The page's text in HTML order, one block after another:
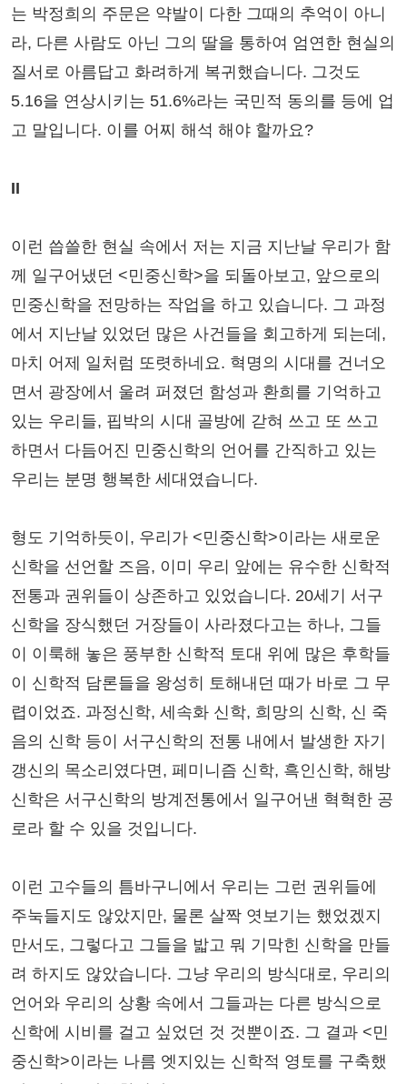
는 박정희의 주문은 약발이 다한 그때의 추억이 아니
라, 다른 사람도 아닌 그의 딸을 통하여 엄연한 현실의
질서로 아름답고 화려하게 복귀했습니다. 그것도
5.16을 연상시키는 51.6%라는 국민적 동의를 등에 업
고 말입니다. 이를 어찌 해석 해야 할까요?
II
이런 씁쓸한 현실 속에서 저는 지금 지난날 우리가 함
께 일구어냈던 <민중신학>을 되돌아보고, 앞으로의
민중신학을 전망하는 작업을 하고 있습니다. 그 과정
에서 지난날 있었던 많은 사건들을 회고하게 되는데,
마치 어제 일처럼 또렷하네요. 혁명의 시대를 건너오
면서 광장에서 울려 퍼졌던 함성과 환희를 기억하고
있는 우리들, 핍박의 시대 골방에 갇혀 쓰고 또 쓰고
하면서 다듬어진 민중신학의 언어를 간직하고 있는
우리는 분명 행복한 세대였습니다.
형도 기억하듯이, 우리가 <민중신학>이라는 새로운
신학을 선언할 즈음, 이미 우리 앞에는 유수한 신학적
전통과 권위들이 상존하고 있었습니다. 20세기 서구
신학을 장식했던 거장들이 사라졌다고는 하나, 그들
이 이룩해 놓은 풍부한 신학적 토대 위에 많은 후학들
이 신학적 담론들을 왕성히 토해내던 때가 바로 그 무
렵이었죠. 과정신학, 세속화 신학, 희망의 신학, 신 죽
음의 신학 등이 서구신학의 전통 내에서 발생한 자기
갱신의 목소리였다면, 페미니즘 신학, 흑인신학, 해방
신학은 서구신학의 방계전통에서 일구어낸 혁혁한 공
로라 할 수 있을 것입니다.
이런 고수들의 틈바구니에서 우리는 그런 권위들에
주눅들지도 않았지만, 물론 살짝 엿보기는 했었겠지
만서도, 그렇다고 그들을 밟고 뭐 기막힌 신학을 만들
려 하지도 않았습니다. 그냥 우리의 방식대로, 우리의
언어와 우리의 상황 속에서 그들과는 다른 방식으로
신학에 시비를 걸고 싶었던 것 것뿐이죠. 그 결과 <민
중신학>이라는 나름 엣지있는 신학적 영토를 구축했